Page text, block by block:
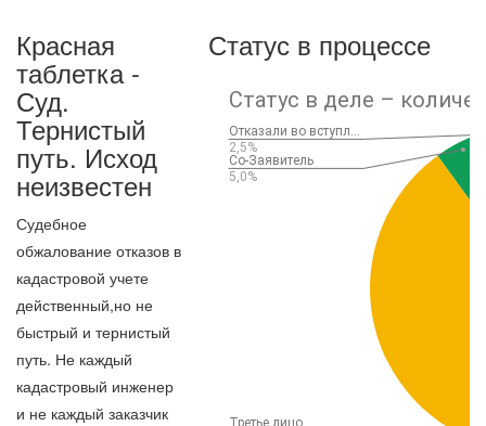
Красная
таблетка -
Суд.
Тернистый
путь. Исход
неизвестен
Судебное
обжалование отказов в
кадастровой учете
действенный,но не
быстрый и тернистый
путь. Не каждый
кадастровый инженер
и не каждый заказчик
Статус в процессе